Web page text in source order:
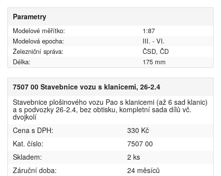
Parametry
Modelové měřítko:
1:87
Modelová epocha:
III. - VI.
Železniční správa:
ČSD, ČD
Délka:
175 mm
7507 00 Stavebnice vozu s klanicemi, 26-2.4
Stavebnice plošinového vozu Pao s klanicemi (až 6 sad klanic)
a s podvozky 26-2.4, bez obtisku, kompletní sada dílů vč.
dvojkolí
Cena s DPH:
330 Kč
Kat. číslo:
7507 00
Skladem:
2 ks
Záruční doba:
24 měsíců